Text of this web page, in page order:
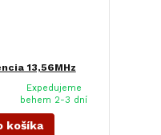
13,56MHz
Expedujeme
behem 2-3 dní
košíka